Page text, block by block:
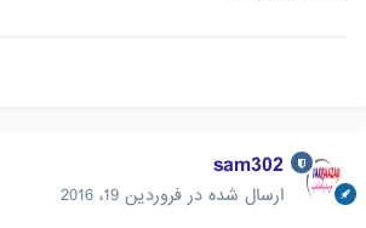
sam302
ارسال شده در فروردین 19، 2016